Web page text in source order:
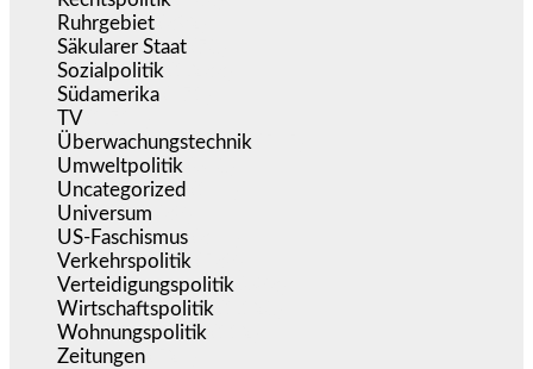
Ruhrgebiet
Säkularer Staat
Sozialpolitik
Südamerika
TV
Überwachungstechnik
Umweltpolitik
Uncategorized
Universum
US-Faschismus
Verkehrspolitik
Verteidigungspolitik
Wirtschaftspolitik
Wohnungspolitik
Zeitungen